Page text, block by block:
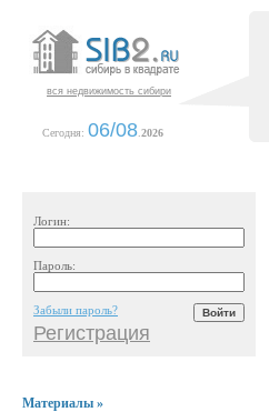
вся недвижимость сибири
Сегодня: 06/08 2026
Логин:
Пароль:
Забыли пароль?
Регистрация
Материалы »